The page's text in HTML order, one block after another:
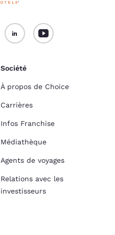
Société
À propos de Choice
Carrières
Infos Franchise
Médiathèque
Agents de voyages
Relations avec les
investisseurs